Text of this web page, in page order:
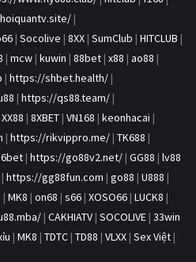
|
| Socolive | 8XX | SumClub | HITCLUB |
| mcw | kuwin | 88bet | x88 | ao88 |
| https://shbet.health/ |
| https://qs88.team/ |
XX88 | 8XBET | VN168 | keonhacai |
| https://rikvippro.me/ | TK688 |
| https://go88v2.net/ | GG88 | lv88
| https://gg88fun.com | go88 | U888 |
| MK8 | on68 | s66 | XOSO66 | LUCK8 |
| CAKHIATV | SOCOLIVE | 33win
| MK8 | TDTC | TD88 | VLXX | Sex Việt |